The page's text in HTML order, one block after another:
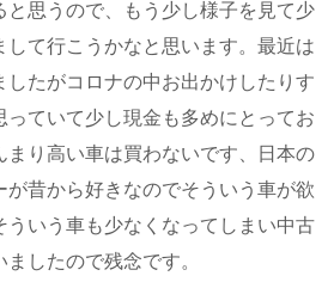
と思うので、もう少し様子を見て少
して行こうかなと思います。最近は
したがコロナの中お出かけしたりす
っていて少し現金も多めにとってお
まり高い車は買わないです、日本の
が昔から好きなのでそういう車が欲
ういう車も少なくなってしまい中古
したので残念です。